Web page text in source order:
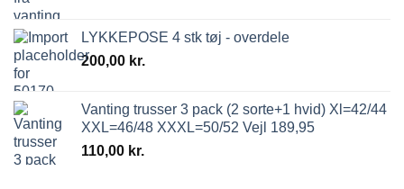
LYKKEPOSE 4 stk tøj - overdele
200,00 kr.
Vanting trusser 3 pack (2 sorte+1 hvid) Xl=42/44
XXL=46/48 XXXL=50/52 Vejl 189,95
110,00 kr.